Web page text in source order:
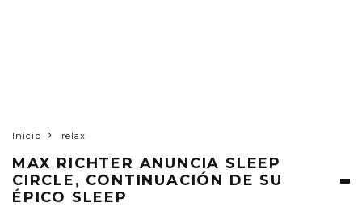
Inicio relax
MAX RICHTER ANUNCIA SLEEP
CIRCLE, CONTINUACIÓN DE SU
ÉPICO SLEEP